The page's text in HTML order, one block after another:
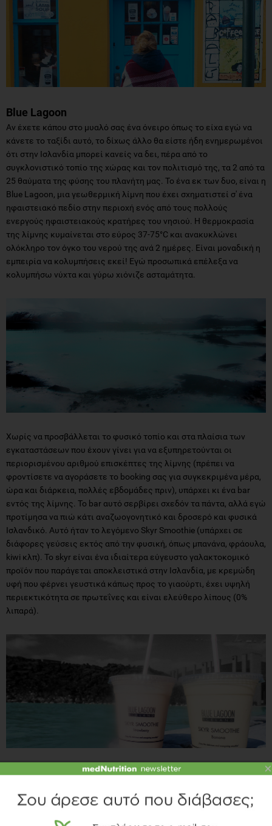
Blue Lagoon
Αν έχετε κάπου στο μυαλό σας ένα όνειρο όπως το είχα εγώ να
κάνετε το ταξίδι αυτό, το δίχως άλλο θα είστε ήδη ενημερωμένοι
ότι στην Ισλανδία μπορεί κανείς να δει, πέρα από το
συγκλονιστικό τοπίο της χώρας και τον πολιτισμό της, τα 2 από τα
25 θαύματα της φύσης του πλανήτη μας. Το ένα εκ των δυο, είναι η
Blue Lagoon, μια γεωθερμική λίμνη που έχει σχηματιστεί σ' ένα
ηφαιστειακό πεδίο στην περιοχή ενός από τους πολλούς
ενεργούς ηφαιστειακούς κρατήρες του νησιού. Η θερμοκρασία
της λίμνης κυμαίνεται στο εύρος 37-75°C και ανακυκλώνει
ολόκληρο τον όγκο του νερού της ανά 2 ημέρες. Είναι μοναδική η
εμπειρία να κολυμπήσεις εκεί! Εγώ προσωπικά επέλεξα να
κολυμπήσω νύχτα και γύρω χιόνιζε ασταμάτητα.
Χωρίς να προσβάλλεται το φυσικό τοπίο και στα πλαίσια των
εγκαταστάσεων που έχουν γίνει για να εξυπηρετούνται οι
περιορισμένου αριθμού επισκέπτες της λίμνης (πρέπει να
φροντίσετε να αγοράσετε το booking σας για συγκεκριμένα μέρα,
ώρα και διάρκεια, πολλές εβδομάδες πριν), υπάρχει κι ένα bar
εντός της λίμνης. Το bar αυτό σερβίρει σχεδόν τα πάντα, αλλά εγώ
προτίμησα να πιώ κάτι αναζωογονητικό και δροσερό και φυσικά
Ισλανδικό. Αυτό ήταν το λεγόμενο Skyr Smoothie (υπάρχει σε
διάφορες γεύσεις εκτός από την φυσική, όπως μπανάνα, φράουλα,
kiwi κλπ). Το skyr είναι ένα ιδιαίτερα εύγευστο γαλακτοκομικό
προϊόν που παράγεται αποκλειστικά στην Ισλανδία, με κρεμώδη
υφή που φέρνει γευστικά κάπως προς το γιαούρτι, έχει υψηλή
περιεκτικότητα σε πρωτεΐνες και είναι ελεύθερο λίπους (0%
λιπαρά).
Κλείνοντας αυτό το οδοιπορικό, που όπως υποσχέθηκα δεν θα
θα κάνω μια σύντομη μνεία στο δεύτερο από τα δυο θαύματα της
×